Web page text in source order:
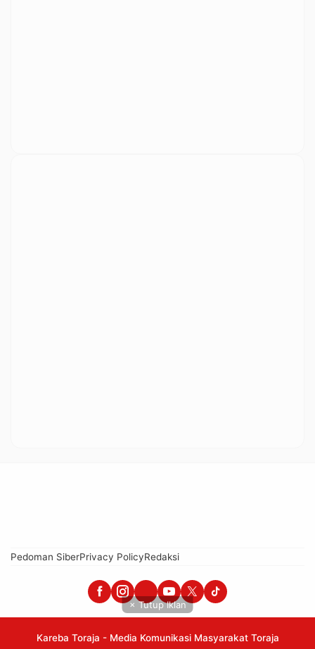
Pedoman SiberPrivacy PolicyRedaksi
Kareba Toraja - Media Komunikasi Masyarakat Toraja
× Tutup Iklan